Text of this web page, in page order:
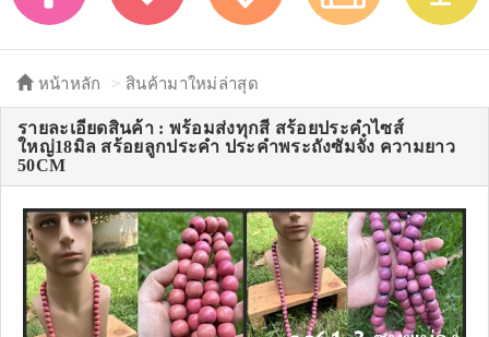
หน้าหลัก สินค้ามาใหม่ล่าสุด
รายละเอียดสินค้า : พร้อมส่งทุกสี สร้อยประคำไซส์
ใหญ่18มิล สร้อยลูกประคำ ประคำพระถังซัมจั๋ง ความยาว
50CM